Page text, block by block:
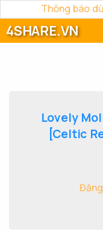
Thông báo
4SHARE.VN
Lovely
[Celtic